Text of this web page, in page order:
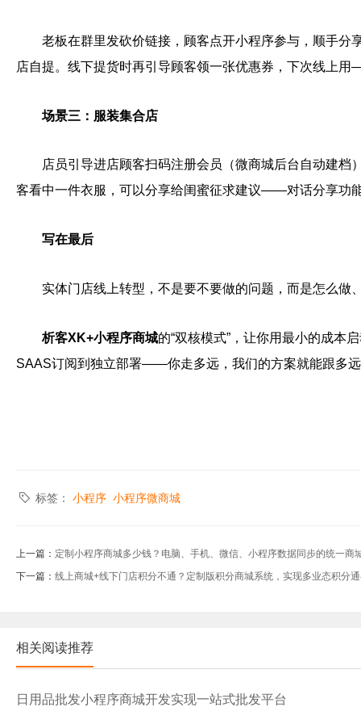
老板在群里发砍价链接，顾客点开小程序参与，顺手分
店自提。线下提货时再引导顾客领一张优惠券，下次线上
场景三：服装集合店
店员引导进店顾客扫码注册会员（微商城后台自动建
客看中一件衣服，可以分享给闺蜜征求建议——对话分享功
写在最后
实体门店线上转型，不是要不要做的问题，而是怎么做
析客XK+小程序商城的“双核模式”，让你用最小的成本
SAAS订阅到独立部署——你走多远，我们的方案就能跟多
标签： 小程序 小程序微商城
上一篇： 定制小程序商城多少钱？电脑、手机、微信、小程序数据同步的统一商
下一篇： 线上商城+线下门店积分不通？定制版积分商城系统，实现多业态积分
相关阅读推荐
日用品批发小程序商城开发实现一站式批发平台